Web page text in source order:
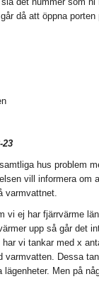
då att öppna
23
hus problem
vill informera om
varmvattnet.
vi ej har fjärrvärme
upp så går det
har vi tankar med x
varmvatten. Dessa
lägenheter. Men på